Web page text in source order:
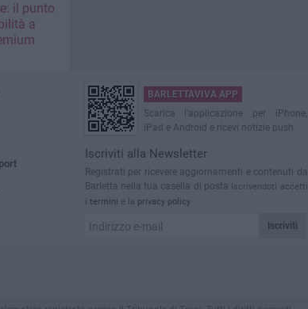
il punto
a
BARLETTAVIVA APP
Scarica l'applicazione per iPhone,
iPad e Android e ricevi notizie push
Iscriviti alla Newsletter
Registrati per ricevere aggiornamenti e contenuti da
Barletta nella tua casella di posta Iscrivendoti accetti
i termini e la privacy policy
Iscriviti